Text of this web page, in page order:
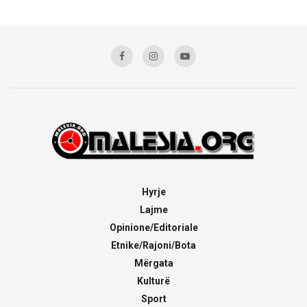
Hyrje
Lajme
Opinione/Editoriale
Etnike/Rajoni/Bota
Mërgata
Kulturë
Sport